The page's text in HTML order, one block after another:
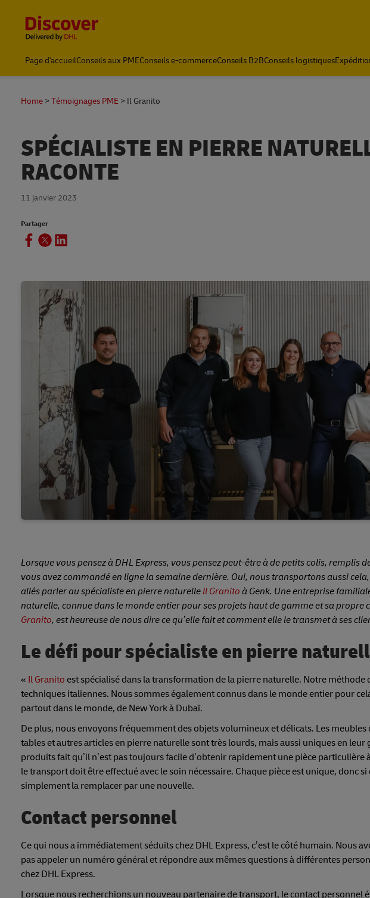
Page d'accueilConseils aux PMEConseils e-commerceConseils B2BConseils logistiques
Home Témoignages PME Il Granito
SPÉCIALISTE EN PIERRE
RACONTE
11 janvier 2023
Partager
Lorsque vous pensez à DHL Express, vous pensez peut-être à de petits colis, remplis
vous avez commandé en ligne la semaine dernière. Oui, nous transportons aussi
allés parler au spécialiste en pierre naturelleIl Granito à Genk. Une entreprise
naturelle, connue dans le monde entier pour ses projets haut de gamme et sa propre
Granito, est heureuse de nous dire ce qu’elle fait et comment elle le transmet à ses
Le défi pour spécialiste en pierre
« Il Granito est spécialisé dans la transformation de la pierre naturelle. Notre méthode
techniques italiennes. Nous sommes également connus dans le monde entier pour
partout dans le monde, de New York à Dubaï.
De plus, nous envoyons fréquemment des objets volumineux et délicats. Les meubles
tables et autres articles en pierre naturelle sont très lourds, mais aussi uniques en
produits fait qu’il n’est pas toujours facile d’obtenir rapidement une pièce
le transport doit être effectué avec le soin nécessaire. Chaque pièce est unique, donc
simplement la remplacer par une nouvelle.
Contact personnel
Ce qui nous a immédiatement séduits chez DHL Express, c’est le côté humain. Nous
pas appeler un numéro général et répondre aux mêmes questions à différentes
chez DHL Express.
Lorsque nous recherchions un nouveau partenaire de transport, le contact